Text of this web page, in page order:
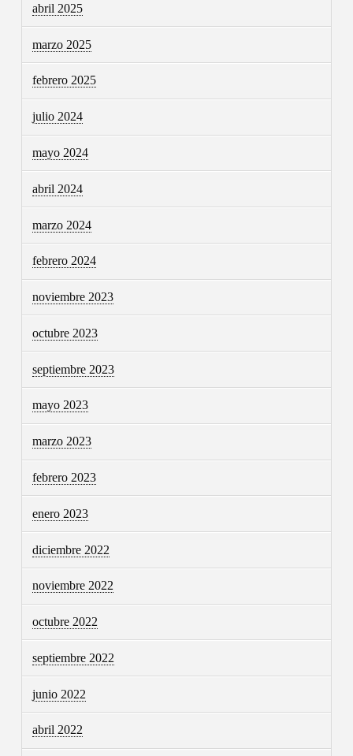
abril 2025
marzo 2025
febrero 2025
julio 2024
mayo 2024
abril 2024
marzo 2024
febrero 2024
noviembre 2023
octubre 2023
septiembre 2023
mayo 2023
marzo 2023
febrero 2023
enero 2023
diciembre 2022
noviembre 2022
octubre 2022
septiembre 2022
junio 2022
abril 2022